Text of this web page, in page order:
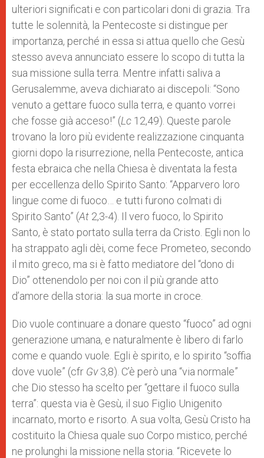
ulteriori significati e con particolari doni di grazia. Tra
tutte le solennità, la Pentecoste si distingue per
importanza, perché in essa si attua quello che Gesù
stesso aveva annunciato essere lo scopo di tutta la
sua missione sulla terra. Mentre infatti saliva a
Gerusalemme, aveva dichiarato ai discepoli: “Sono
venuto a gettare fuoco sulla terra, e quanto vorrei
che fosse già acceso!” (Lc 12,49). Queste parole
trovano la loro più evidente realizzazione cinquanta
giorni dopo la risurrezione, nella Pentecoste, antica
festa ebraica che nella Chiesa è diventata la festa
per eccellenza dello Spirito Santo: “Apparvero loro
lingue come di fuoco… e tutti furono colmati di
Spirito Santo” (At 2,3-4). Il vero fuoco, lo Spirito
Santo, è stato portato sulla terra da Cristo. Egli non lo
ha strappato agli dèi, come fece Prometeo, secondo
il mito greco, ma si è fatto mediatore del “dono di
Dio” ottenendolo per noi con il più grande atto
d’amore della storia: la sua morte in croce.
Dio vuole continuare a donare questo “fuoco” ad ogni
generazione umana, e naturalmente è libero di farlo
come e quando vuole. Egli è spirito, e lo spirito “soffia
dove vuole” (cfr Gv3,8). C’è però una “via normale”
che Dio stesso ha scelto per “gettare il fuoco sulla
terra”: questa via è Gesù, il suo Figlio Unigenito
incarnato, morto e risorto. A sua volta, Gesù Cristo ha
costituito la Chiesa quale suo Corpo mistico, perché
ne prolunghi la missione nella storia. “Ricevete lo